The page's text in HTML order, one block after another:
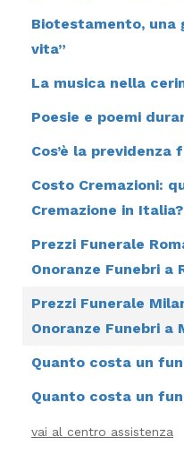
Biotestamento, una
vita”
La musica nella
Poesie e poemi
Cos’è la previdenza
Costo Cremazioni:
Cremazione in Italia?
Prezzi Funerale
Onoranze Funebri a
Prezzi Funerale
Onoranze Funebri a
Quanto costa un
Quanto costa un
vai al centro assistenza